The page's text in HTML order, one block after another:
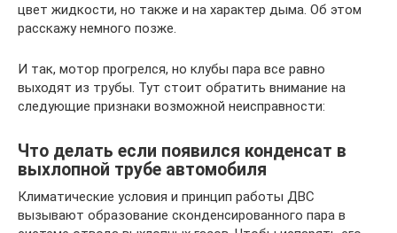
цвет жидкости, но также и на характер дыма. Об этом
расскажу немного позже.
И так, мотор прогрелся, но клубы пара все равно
выходят из трубы. Тут стоит обратить внимание на
следующие признаки возможной неисправности:
Что делать если появился конденсат в
выхлопной трубе автомобиля
Климатические условия и принцип работы ДВС
вызывают образование сконденсированного пара в